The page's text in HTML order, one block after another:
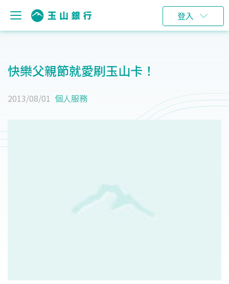
登入
快樂父親節就愛刷玉山卡！
2013/08/01 個人服務